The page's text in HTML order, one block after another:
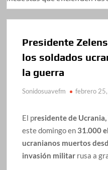
Presidente
los soldados
la guerra
Sonidosuavefm febrero
El presidente de
este domingo en 31.000
ucranianos muertos
invasión militar rusa a